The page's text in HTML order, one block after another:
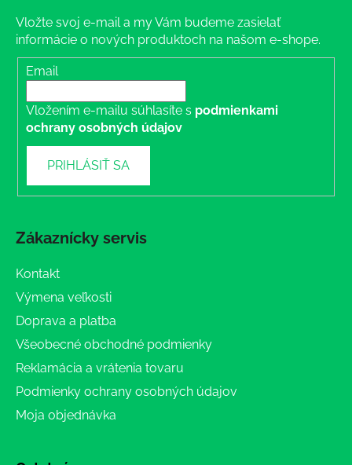
Vložte svoj e-mail a my Vám budeme zasielať
informácie o nových produktoch na našom e-shope.
Email
Vložením e-mailu súhlasíte s podmienkami
ochrany osobných údajov
PRIHLÁSIŤ SA
Zákaznícky servis
Kontakt
Výmena veľkosti
Doprava a platba
Všeobecné obchodné podmienky
Reklamácia a vrátenia tovaru
Podmienky ochrany osobných údajov
Moja objednávka